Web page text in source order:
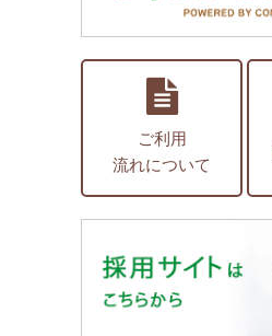
ご利用
流れについて